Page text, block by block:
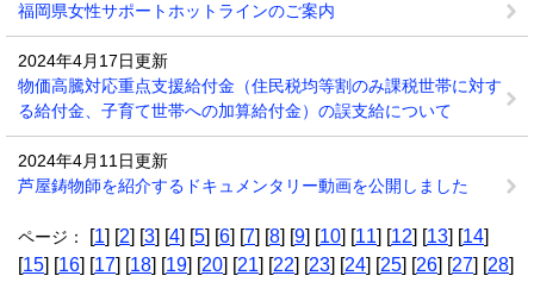
福岡県女性サポートホットラインのご案内
2024年4月17日更新
物価高騰対応重点支援給付金（住民税均等割のみ課税世帯に対す
る給付金、子育て世帯への加算給付金）の誤支給について
2024年4月11日更新
芦屋鋳物師を紹介するドキュメンタリー動画を公開しました
ページ： [1] [2] [3] [4] [5] [6] [7] [8] [9] [10] [11] [12] [13] [14]
[15] [16] [17] [18] [19] [20] [21] [22] [23] [24] [25] [26] [27] [28]